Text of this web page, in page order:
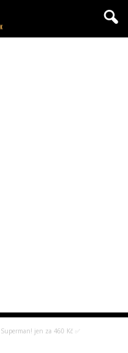
jen za 460 Kč ✅